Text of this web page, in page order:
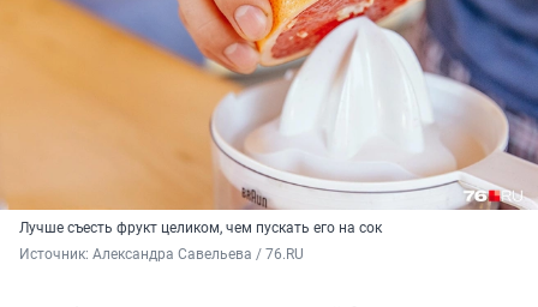
Лучше съесть фрукт целиком, чем пускать его на сок
Источник: Александра Савельева / 76.RU